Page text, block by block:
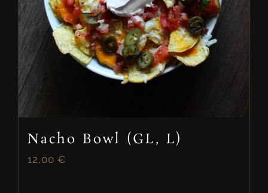
Nacho Bowl (GL, L)
12,00 €